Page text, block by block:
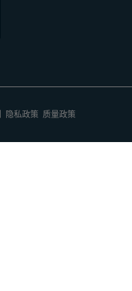
隐私政策 质量政策